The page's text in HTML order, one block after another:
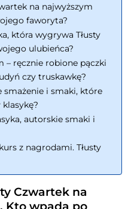
na najwyższym
faworyta?
która wygrywa Tłusty
ulubieńca?
– ręcznie robione pączki
czy truskawkę?
smażenie i smaki, które
klasykę?
autorskie smaki i
z nagrodami. Tłusty
Czwartek na
Kto wpada po